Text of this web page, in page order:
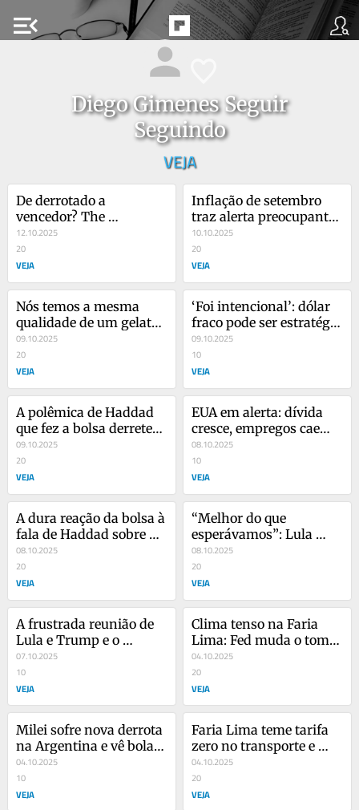
menu_open
Diego Gimenes Seguir
Seguindo
VEJA
De derrotado a
vencedor? The
Economist dá veredito
sobre tarifaço e Brasil
12.10.2025
20
VEJA
Inflação de setembro
traz alerta preocupante
para quem gosta de café
10.10.2025
20
VEJA
Nós temos a mesma
qualidade de um gelato,
diz CEO da Chiquinho
Sorvetes
09.10.2025
20
VEJA
‘Foi intencional’: dólar
fraco pode ser estratégia
e trunfo de Trump
09.10.2025
10
VEJA
A polêmica de Haddad
que fez a bolsa derreter
e o perigoso ‘fator
Rubio’
09.10.2025
20
VEJA
EUA em alerta: dívida
cresce, empregos caem e
risco de recessão
aumenta
08.10.2025
10
VEJA
A dura reação da bolsa à
fala de Haddad sobre
tarifa zero no transporte
08.10.2025
20
VEJA
“Melhor do que
esperávamos”: Lula
pede revisão de tarifa e
sanções a Trump
08.10.2025
20
VEJA
A frustrada reunião de
Lula e Trump e o
otimismo por um dólar
mais barato
07.10.2025
10
VEJA
Clima tenso na Faria
Lima: Fed muda o tom e
pode frustrar cortes de
juros
04.10.2025
20
VEJA
Milei sofre nova derrota
na Argentina e vê bola
de neve ficar maior
04.10.2025
10
VEJA
Faria Lima teme tarifa
zero no transporte e
mercado encara apagão
nos EUA
04.10.2025
20
VEJA